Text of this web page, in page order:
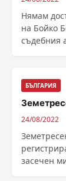
Нямам
на Бойко
съдебния
БЪЛГАРИЯ
24/08/2022
засечен